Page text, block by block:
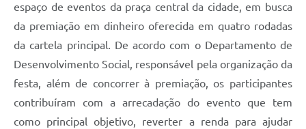
espaço de eventos da praça central da cidade, em busca
da premiação em dinheiro oferecida em quatro rodadas
da cartela principal. De acordo com o Departamento de
Desenvolvimento Social, responsável pela organização da
festa, além de concorrer à premiação, os participantes
contribuíram com a arrecadação do evento que tem
como principal objetivo, reverter a renda para ajudar